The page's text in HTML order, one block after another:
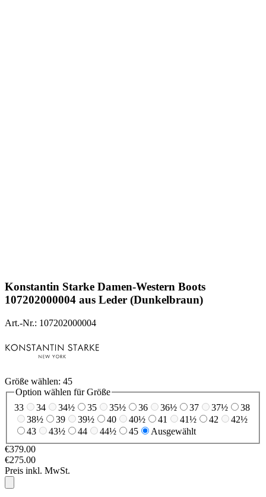
Konstantin Starke Damen-Western Boots
107202000004 aus Leder (Dunkelbraun)
Art.-Nr.: 107202000004
Größe wählen: 45
Option wählen für Größe
33
34 34½ 35 35½ 36 36½ 37 37½
38
38½
39 39½ 40 40½ 41 41½ 42
42½
43
43½ 44 44½ 45
Ausgewählt
€379.00
€275.00
Preis inkl. MwSt.